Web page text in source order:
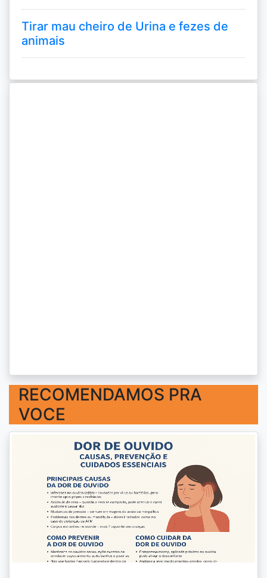
Tirar mau cheiro de Urina e fezes de
animais
RECOMENDAMOS PRA
VOCE